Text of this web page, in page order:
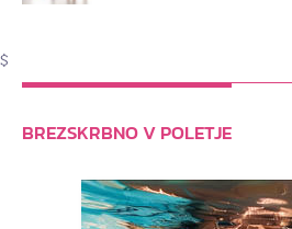
$
BREZSKRBNO V POLETJE